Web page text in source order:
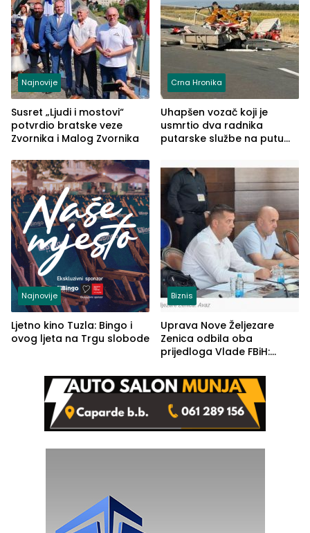
Najnovije
Susret „Ljudi i mostovi“
potvrdio bratske veze
Zvornika i Malog Zvornika
Crna Hronika
Uhapšen vozač koji je
usmrtio dva radnika
putarske službe na putu
(FOTO)
Najnovije
Ljetno kino Tuzla: Bingo i
ovog ljeta na Trgu slobode
Biznis
Uprava Nove Željezare
Zenica odbila oba
prijedloga Vlade FBiH:
rješenje